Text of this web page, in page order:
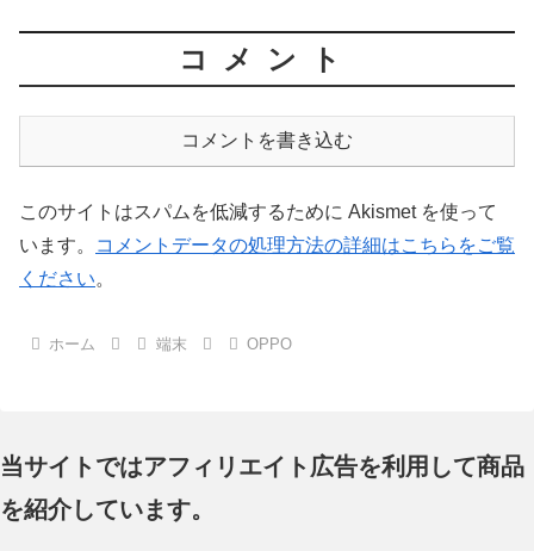
コメント
コメントを書き込む
このサイトはスパムを低減するために Akismet を使って
います。
コメントデータの処理方法の詳細はこちらをご覧
ください。
ホーム 端末 OPPO
当サイトではアフィリエイト広告を利用して商品
を紹介しています。